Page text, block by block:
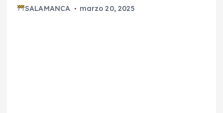
SALAMANCA marzo 20, 2025